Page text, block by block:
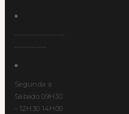
-------------------
------------
Segunda a
Sábado 09H30
- 12H30 14H00